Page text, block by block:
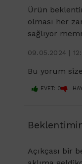
Ürün
olması her
sağlıyor
09.05.2024 |
Bu yorum
EVET: 0
Açıkçası bir